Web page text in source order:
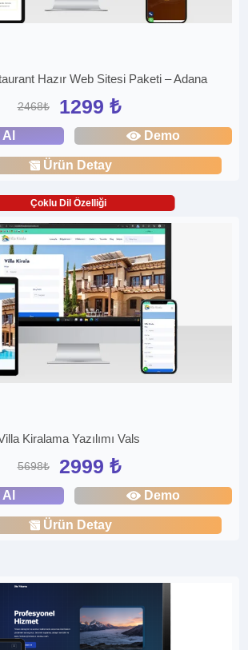
Hazır Web Sitesi Paketi – Adana
2468₺ 1299 ₺
Demo
Ürün Detay
Çoklu Dil Özelliği
Kiralama Yazılımı Vals
5698₺ 2999 ₺
Demo
Ürün Detay